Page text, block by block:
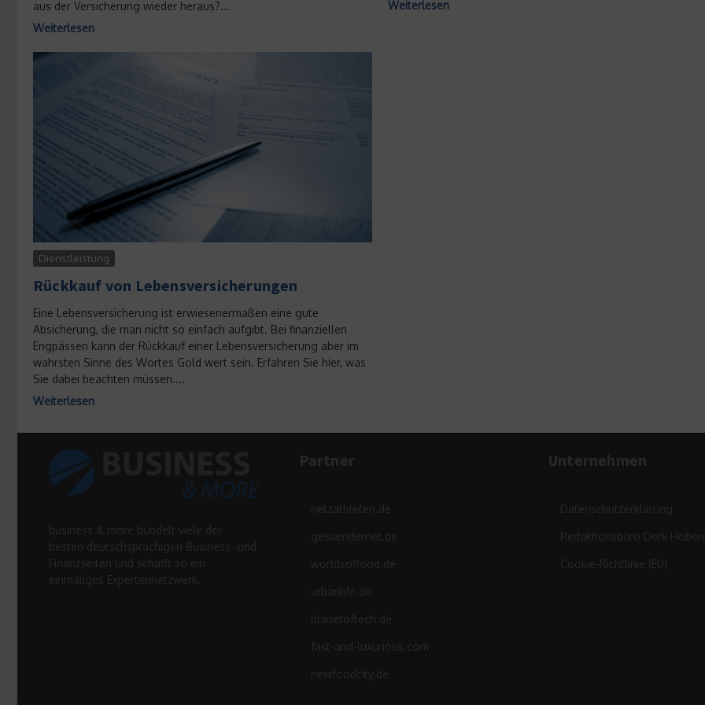
aus der Versicherung wieder heraus?...
Weiterlesen
Weiterlesen
Dienstleistung
Rückkauf von Lebensversicherungen
Eine Lebensversicherung ist erwiesenermaßen eine gute
Absicherung, die man nicht so einfach aufgibt. Bei finanziellen
Engpässen kann der Rückkauf einer Lebensversicherung aber im
wahrsten Sinne des Wortes Gold wert sein. Erfahren Sie hier, was
Sie dabei beachten müssen....
Weiterlesen
business & more bündelt viele der
besten deutschsprachigen Business -und
Finanzseiten und schafft so ein
einmaliges Expertennetzwerk.
Partner
netzathleten.de
gesuendernet.de
worldsoffood.de
urbanlife.de
planetoftech.de
fast-and-luxurious.com
newfoodcity.de
Unternehmen
Datenschutzerklärung
Redaktionsbüro Derk
Cookie-Richtlinie (EU)